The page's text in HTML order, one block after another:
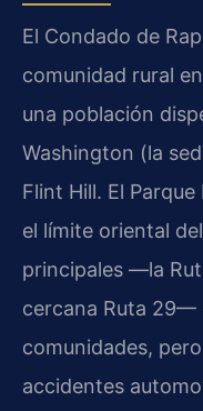
El Condado de
comunidad rural
una población
Washington (la
Flint Hill. El
el límite oriental
principales —la
cercana Ruta 29—
comunidades,
accidentes